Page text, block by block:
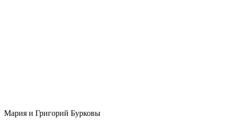
Мария и Григорий Бурковы